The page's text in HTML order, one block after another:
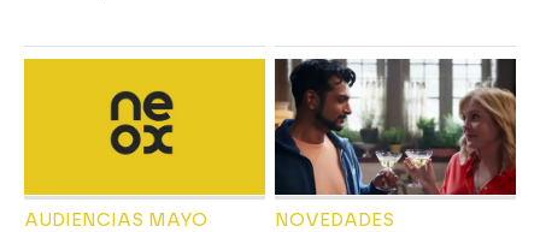
AUDIENCIAS MAYO NOVEDADES